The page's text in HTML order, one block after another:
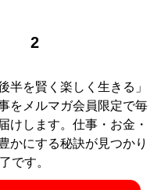
2
験を持ち、これまで訪問し
半を賢く楽しく生きる」
をメルマガ会員限定で毎
けします。仕事・お金・
かにする秘訣が見つかり
です。